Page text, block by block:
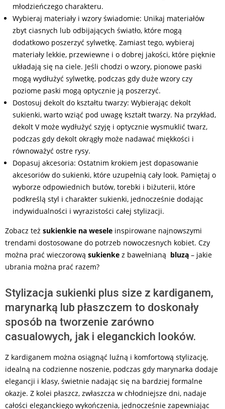
młodzieńczego charakteru.
Wybieraj materiały i wzory świadomie: Unikaj materiałów
zbyt ciasnych lub odbijających światło, które mogą
dodatkowo poszerzyć sylwetkę. Zamiast tego, wybieraj
materiały lekkie, przewiewne i o dobrej jakości, które pięknie
układają się na ciele. Jeśli chodzi o wzory, pionowe paski
mogą wydłużyć sylwetkę, podczas gdy duże wzory czy
poziome paski mogą optycznie ją poszerzyć.
Dostosuj dekolt do kształtu twarzy: Wybierając dekolt
sukienki, warto wziąć pod uwagę kształt twarzy. Na przykład,
dekolt V może wydłużyć szyję i optycznie wysmuklić twarz,
podczas gdy dekolt okrągły może nadawać miękkości i
równoważyć ostre rysy.
Dopasuj akcesoria: Ostatnim krokiem jest dopasowanie
akcesoriów do sukienki, które uzupełnią cały look. Pamiętaj o
wyborze odpowiednich butów, torebki i biżuterii, które
podkreślą styl i charakter sukienki, jednocześnie dodając
indywidualności i wyrazistości całej stylizacji.
Zobacz też sukienkie na wesele inspirowane najnowszymi
trendami dostosowane do potrzeb nowoczesnych kobiet. Czy
można prać wieczorową sukienke z bawełnianą bluzą – jakie
ubrania można prać razem?
Stylizacja sukienki plus size z kardiganem,
marynarką lub płaszczem to doskonały
sposób na tworzenie zarówno
casualowych, jak i eleganckich looków.
Z kardiganem można osiągnąć luźną i komfortową stylizację,
idealną na codzienne noszenie, podczas gdy marynarka dodaje
elegancji i klasy, świetnie nadając się na bardziej formalne
okazje. Z kolei płaszcz, zwłaszcza w chłodniejsze dni, nadaje
całości eleganckiego wykończenia, jednocześnie zapewniając